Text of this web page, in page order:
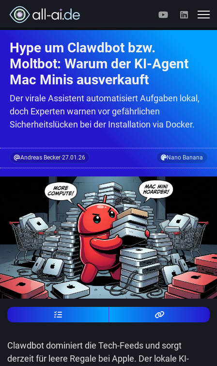
Hype um Clawdbot bzw.
Moltbot: Warum der KI-Agent
Mac Minis ausverkauft
Der virale Assistent automatisiert Aufgaben lokal,
doch Experten warnen vor gefährlichen
Sicherheitslücken bei der Installation via Docker.
Andreas Becker·27.01.26 Nano Banana
Clawdbot dominiert die Tech-Feeds und sorgt
derzeit für leere Regale bei Apple. Der lokale KI-